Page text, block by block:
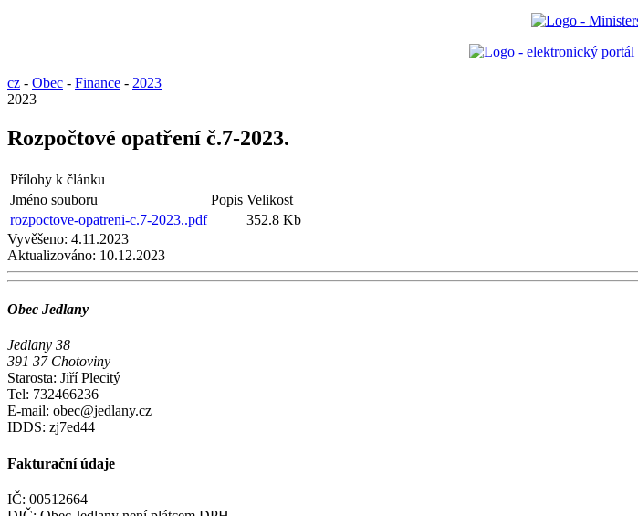
cz - Obec - Finance - 2023
2023
Rozpočtové opatření č.7-2023.
Přílohy k článku
Jméno souboru
Popis Velikost
rozpoctove-opatreni-c.7-2023..pdf
352.8 Kb
Vyvěšeno: 4.11.2023
Aktualizováno: 10.12.2023
Obec Jedlany
Jedlany 38
391 37 Chotoviny
Starosta: Jiří Plecitý
Tel: 732466236
E-mail: obec@jedlany.cz
IDDS: zj7ed44
Fakturační údaje
IČ: 00512664